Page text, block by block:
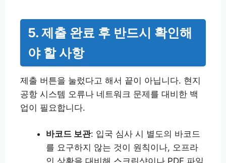
5. 제출 완료 후 반드시 확인해
야 할 사항
제출 버튼을 눌렀다고 해서 끝이 아닙니다. 현지
공항 시스템 오류나 네트워크 문제를 대비한 백
업이 필요합니다.
바코드 보관: 입국 심사 시 별도의 바코드
를 요구하지 않는 것이 원칙이나, 오프라